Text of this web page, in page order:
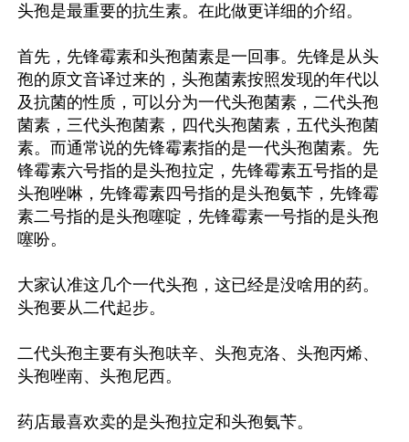
头孢是最重要的抗生素。在此做更详细的介绍。
首先，先锋霉素和头孢菌素是一回事。先锋是从头
孢的原文音译过来的，头孢菌素按照发现的年代以
及抗菌的性质，可以分为一代头孢菌素，二代头孢
菌素，三代头孢菌素，四代头孢菌素，五代头孢菌
素。而通常说的先锋霉素指的是一代头孢菌素。先
锋霉素六号指的是头孢拉定，先锋霉素五号指的是
头孢唑啉，先锋霉素四号指的是头孢氨苄，先锋霉
素二号指的是头孢噻啶，先锋霉素一号指的是头孢
噻吩。
大家认准这几个一代头孢，这已经是没啥用的药。
头孢要从二代起步。
二代头孢主要有头孢呋辛、头孢克洛、头孢丙烯、
头孢唑南、头孢尼西。
药店最喜欢卖的是头孢拉定和头孢氨苄。